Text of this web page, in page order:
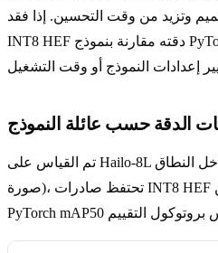
وتزيد من وقت التحسين. إذا فقد
INT8 HEF دقته مقارنة بنموذج PyTorch الأصلي، فحسّن بيانات
الدقة حسب عائلة النموذج
تم القياس على Hailo-8L مع معايرة داخل النطاق (COCO128، 128
صورة)، تحتفظ صادرات INT8 HEF بنسبة مشاركة التالية من